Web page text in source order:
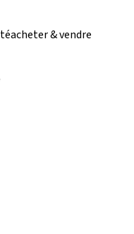
acheter & vendre